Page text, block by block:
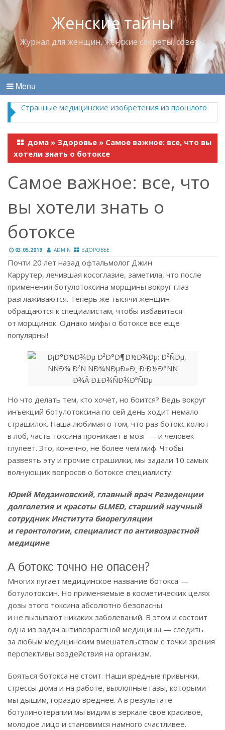
Женские тайны
Журнал для женщин, женские секреты, советы
Menu
Странные медицинские изобретения из прошлого
дома » Здоровье » Самое важное: все, что вы
хотели знать о ботоксе
Самое важное: все, что
вы хотели знать о
ботоксе
03.05.2019 ADMIN ЗДОРОВЬЕ
Почти 20 лет назад офтальмолог Джин
Каррутер, лечившая косоглазие, заметила, что после
применения ботулотоксина морщины вокруг глаз
разглаживаются. Теперь же тысячи женщин
обращаются к специалистам, чтобы избавиться
от морщинок. Однако мифы о ботоксе все еще
популярны!
Но что делать тем, кто хочет, но боится? Ведь вокруг
инъекций ботулотоксина по сей день ходит немало
страшилок. Наша любимая о том, что раз ботокс колют
в лоб, часть токсина проникает в мозг — и человек
глупеет. Это, конечно, не более чем миф. Чтобы
развеять эту и прочие страшилки, мы задали 10 самых
волнующих вопросов о ботоксе специалисту.
Юрий Медзиновский, главный врач Резиденции
долголетия и красоты GLMED, старший научный
сотрудник Института биорегуляции
и геронтологии, специалист по антивозрастной
медицине
А ботокс точно не опасен?
Многих пугает медицинское название ботокса —
ботулотоксин. Но применяемые в косметических целях
дозы этого токсина абсолютно безопасны
и не вызывают никаких заболеваний. В этом и состоит
одна из задач антивозрастной медицины — следить
за любым медицинским вмешательством с точки зрения
перспективы воздействия на организм.
Бояться ботокса не стоит. Наши вредные привычки,
стрессы дома и на работе, выхлопные газы, которыми
мы дышим, гораздо вреднее. А в результате
ботулинотерапии мы видим в зеркале свое красивое,
молодое лицо и становимся намного счастливее.